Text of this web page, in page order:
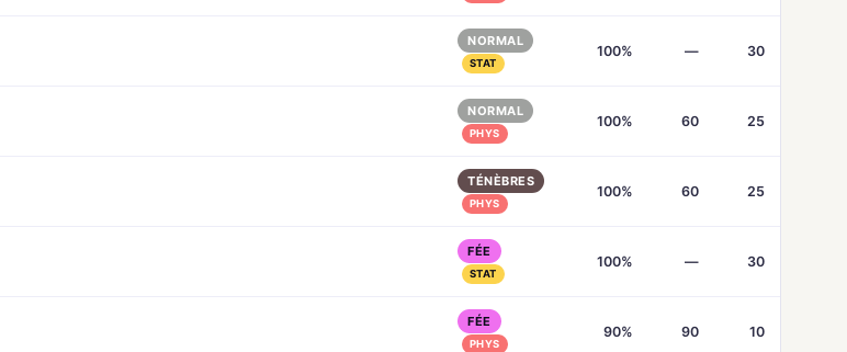
NORMAL
STAT
100% — 30
NORMAL
PHYS
100% 60 25
TÉNÈBRES
PHYS
100% 60 25
FÉE
STAT
100% — 30
FÉE
PHYS
90% 90 10